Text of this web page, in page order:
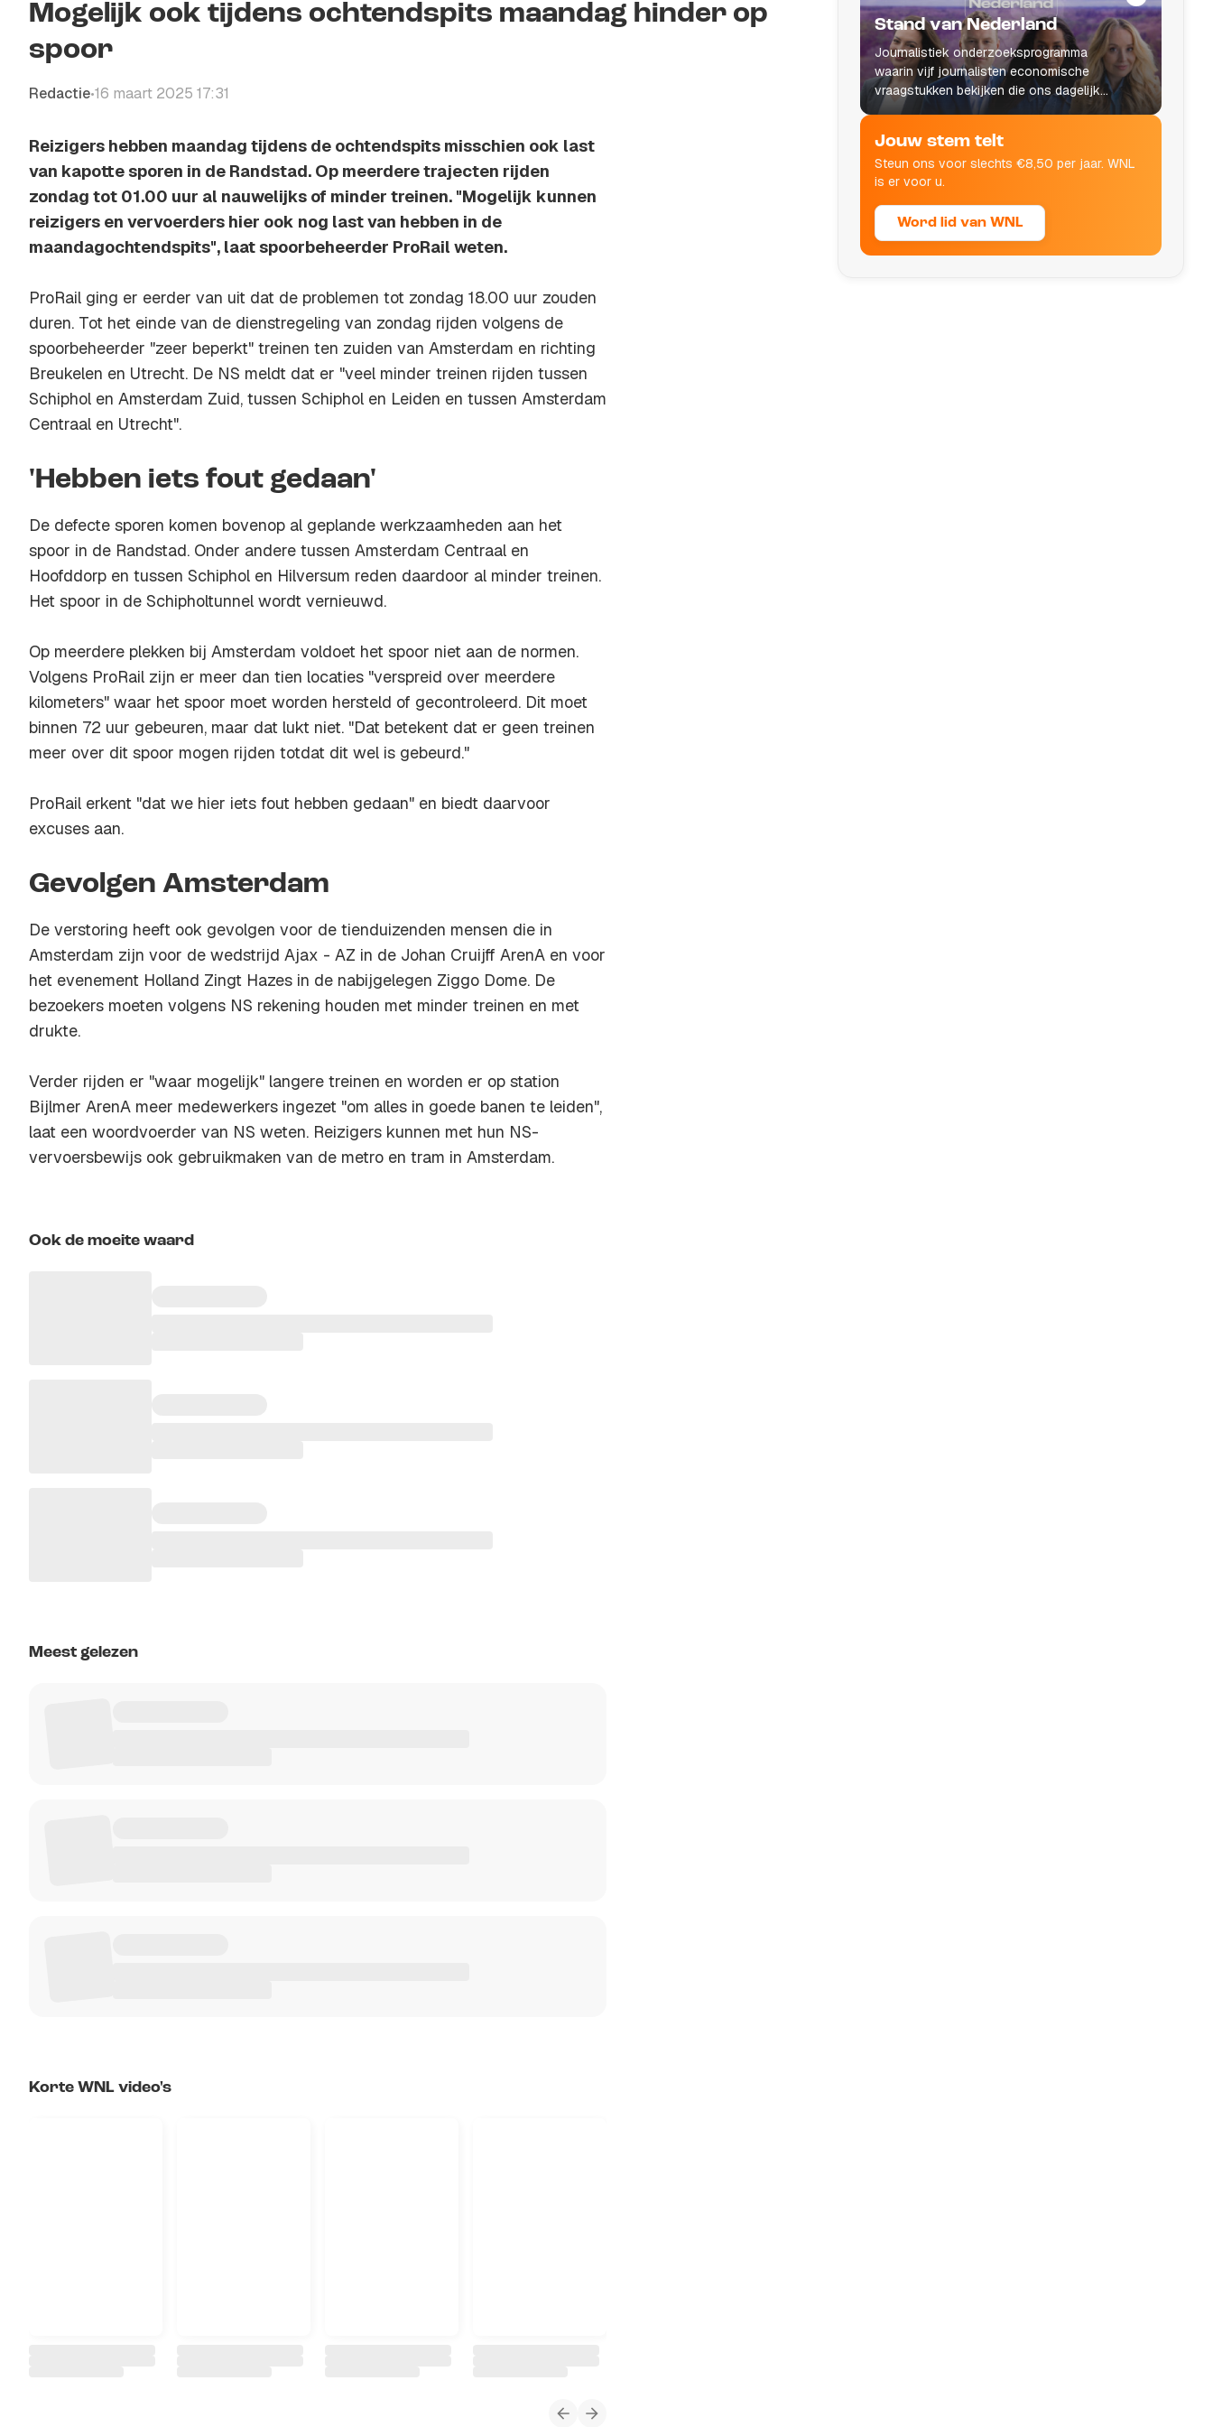
Mogelijk ook tijdens ochtendspits maandag hinder op
spoor
Redactie•16 maart 2025 17:31
Reizigers hebben maandag tijdens de ochtendspits misschien ook last
van kapotte sporen in de Randstad. Op meerdere trajecten rijden
zondag tot 01.00 uur al nauwelijks of minder treinen. "Mogelijk kunnen
reizigers en vervoerders hier ook nog last van hebben in de
maandagochtendspits", laat spoorbeheerder ProRail weten.
ProRail ging er eerder van uit dat de problemen tot zondag 18.00 uur zouden
duren. Tot het einde van de dienstregeling van zondag rijden volgens de
spoorbeheerder "zeer beperkt" treinen ten zuiden van Amsterdam en richting
Breukelen en Utrecht. De NS meldt dat er "veel minder treinen rijden tussen
Schiphol en Amsterdam Zuid, tussen Schiphol en Leiden en tussen Amsterdam
Centraal en Utrecht".
'Hebben iets fout gedaan'
De defecte sporen komen bovenop al geplande werkzaamheden aan het
spoor in de Randstad. Onder andere tussen Amsterdam Centraal en
Hoofddorp en tussen Schiphol en Hilversum reden daardoor al minder treinen.
Het spoor in de Schipholtunnel wordt vernieuwd.
Op meerdere plekken bij Amsterdam voldoet het spoor niet aan de normen.
Volgens ProRail zijn er meer dan tien locaties "verspreid over meerdere
kilometers" waar het spoor moet worden hersteld of gecontroleerd. Dit moet
binnen 72 uur gebeuren, maar dat lukt niet. "Dat betekent dat er geen treinen
meer over dit spoor mogen rijden totdat dit wel is gebeurd."
ProRail erkent "dat we hier iets fout hebben gedaan" en biedt daarvoor
excuses aan.
Gevolgen Amsterdam
De verstoring heeft ook gevolgen voor de tienduizenden mensen die in
Amsterdam zijn voor de wedstrijd Ajax - AZ in de Johan Cruijff ArenA en voor
het evenement Holland Zingt Hazes in de nabijgelegen Ziggo Dome. De
bezoekers moeten volgens NS rekening houden met minder treinen en met
drukte.
Verder rijden er "waar mogelijk" langere treinen en worden er op station
Bijlmer ArenA meer medewerkers ingezet "om alles in goede banen te leiden",
laat een woordvoerder van NS weten. Reizigers kunnen met hun NS-
vervoersbewijs ook gebruikmaken van de metro en tram in Amsterdam.
Ook de moeite waard
Meest gelezen
Korte WNL video's
Stand van Nederland
Journalistiek onderzoeksprogramma
waarin vijf journalisten economische
vraagstukken bekijken die ons dagelijks
leven raken.
Jouw stem telt
Steun ons voor slechts €8,50 per jaar. WNL
is er voor u.
Word lid van WNL